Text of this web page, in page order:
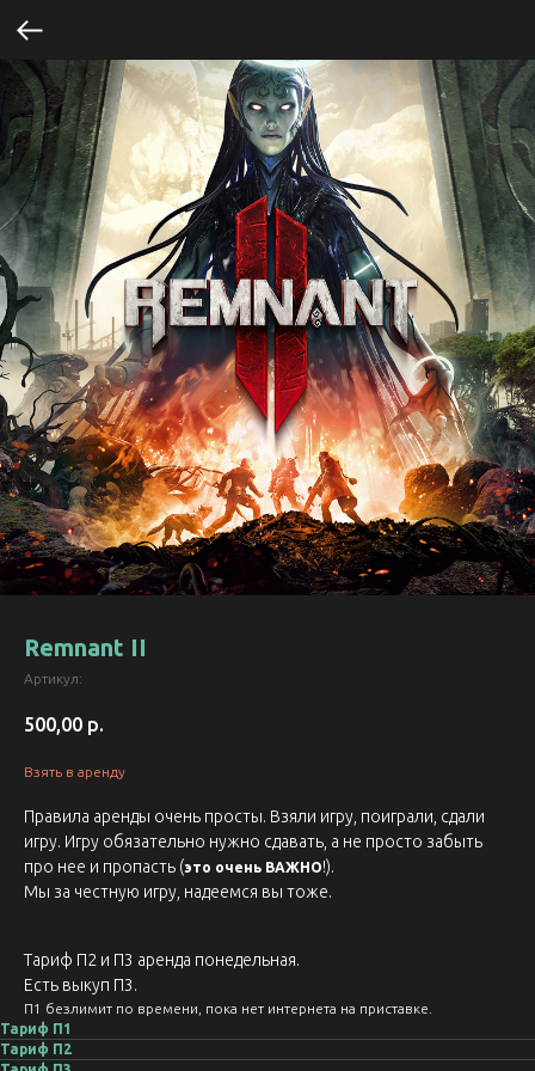
Remnant II
Артикул:
500,00 р.
Взять в аренду
Правила аренды очень просты. Взяли игру, поиграли, сдали
игру. Игру обязательно нужно сдавать, а не просто забыть
про нее и пропасть (это очень ВАЖНО!).
Мы за честную игру, надеемся вы тоже.
Тариф П2 и П3 аренда понедельная.
Есть выкуп П3.
П1 безлимит по времени, пока нет интернета на приставке.
Тариф П1
Тариф П2